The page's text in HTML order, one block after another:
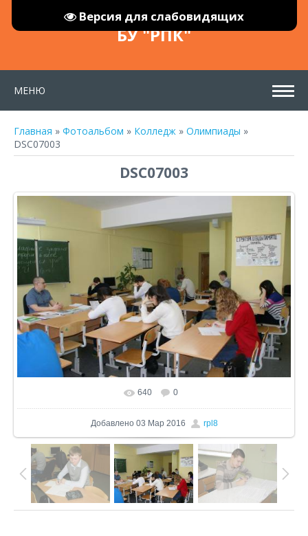
Версия для слабовидящих
БУ "РПК"
МЕНЮ
Главная » Фотоальбом » Колледж » Олимпиады »
DSC07003
DSC07003
В реальном размере 1024x680
640 0
Добавлено03 Мар 2016 rpl8